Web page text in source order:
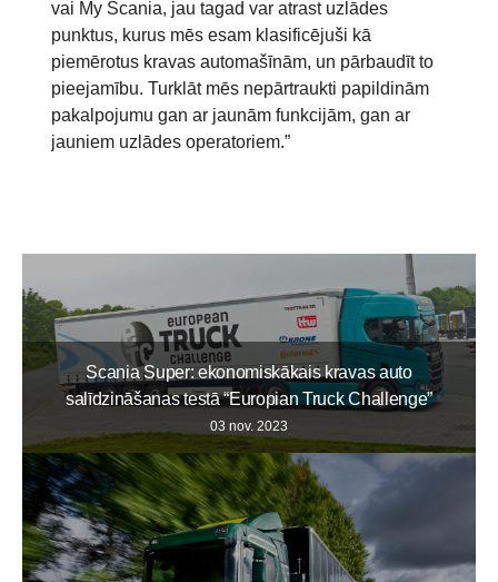
vai My Scania, jau tagad var atrast uzlādes
punktus, kurus mēs esam klasificējuši kā
piemērotus kravas automašīnām, un pārbaudīt to
pieejamību. Turklāt mēs nepārtraukti papildinām
pakalpojumu gan ar jaunām funkcijām, gan ar
jauniem uzlādes operatoriem.”
Ar akumulatoru darbināma elektriskā kravas
automašīna
Scania Super: ekonomiskākais kravas auto
salīdzināšanas testā “Europian Truck Challenge”
03 nov. 2023